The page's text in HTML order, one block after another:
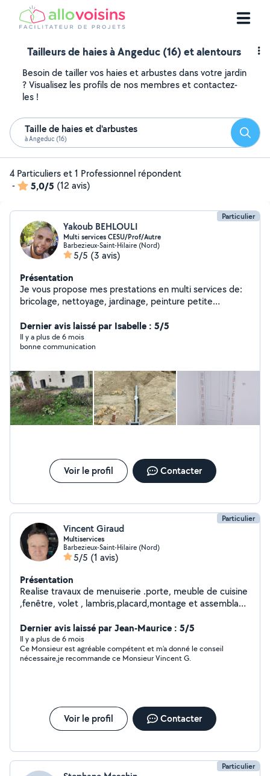
Tailleurs de haies à Angeduc (16) et alentours
Besoin de tailler vos haies et arbustes dans votre jardin
? Visualisez les profils de nos membres et contactez-
les !
Taille de haies et d'arbustes
à Angeduc (16)
4 Particuliers et 1 Professionnel répondent
-
5,0/5 (12 avis)
Particulier
Yakoub BEHLOULI
Multi services CESU/Prof/Autre
Barbezieux-Saint-Hilaire (Nord)
5/5 (3 avis)
Présentation
Je vous propose mes prestations en multi services de:
bricolage, nettoyage, jardinage, peinture petite
Dernier avis laissé par Isabelle : 5/5
Il y a plus de 6 mois
bonne communication
Voir le profil Contacter
Particulier
Vincent Giraud
Multiservices
Barbezieux-Saint-Hilaire (Nord)
5/5 (1 avis)
Présentation
Realise travaux de menuiserie .porte, meuble de cuisine
,fenêtre, volet , lambris,placard,montage et assemblage
,peinture,plomberie, tonte et entretien de jardin
.technicien de maintenance chauffagiste ,clim,poele a
granulé, chaudiere fioul
Dernier avis laissé par Jean-Maurice : 5/5
Il y a plus de 6 mois
Ce Monsieur est agréable compétent et m’a donné le conseil
nécessaire,je recommande ce Monsieur Vincent G.
Voir le profil Contacter
Particulier